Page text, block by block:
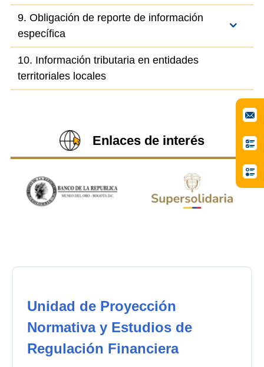
9. Obligación de reporte de información
específica
10. Información tributaria en entidades
territoriales locales
Enlaces de interés
Unidad de Proyección
Normativa y Estudios de
Regulación Financiera